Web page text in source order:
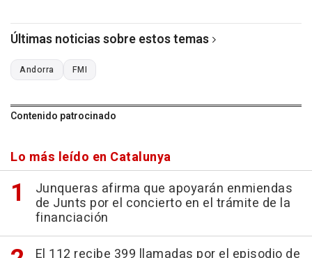
Últimas noticias sobre estos temas
Andorra FMI
Contenido patrocinado
Lo más leído en Catalunya
Junqueras afirma que apoyarán enmiendas
de Junts por el concierto en el trámite de la
financiación